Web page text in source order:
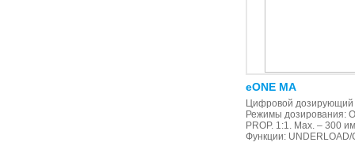
eONE MA
Цифровой дозирующий
Режимы дозирования:
PROP. 1:1. Max. – 300
Функции: UNDERLOAD/